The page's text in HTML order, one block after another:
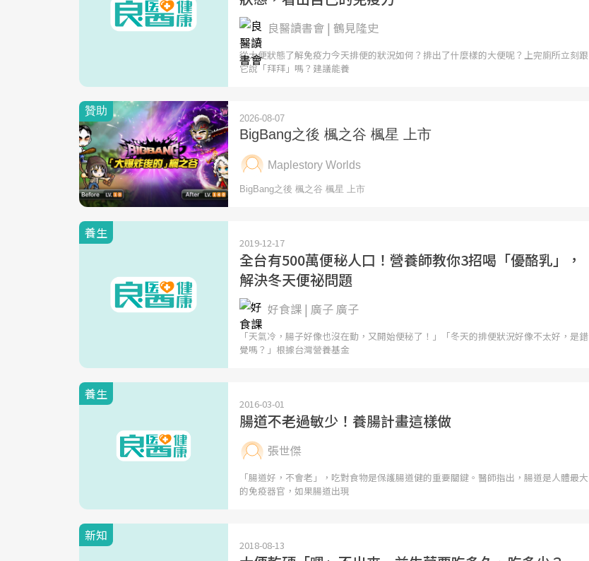
良醫讀書會 | 鶴見隆史
從大便狀態了解免疫力今天排便的狀況如何？排出了什麼樣的大便呢？上完廁所立刻跟
它說「拜拜」嗎？建議能養
養生
2019-12-17
全台有500萬便秘人口！營養師教你3招喝「優酪乳」，
解決冬天便祕問題
好食課 | 廣子 廣子
「天氣冷，腸子好像也沒在動，又開始便秘了！」「冬天的排便狀況好像不太好，是錯
覺嗎？」根據台灣營養基金
養生
2016-03-01
腸道不老過敏少！養腸計畫這樣做
張世傑
「腸道好，不會老」，吃對食物是保護腸道健的重要關鍵。醫師指出，腸道是人體最大
的免疫器官，如果腸道出現
新知
2018-08-13